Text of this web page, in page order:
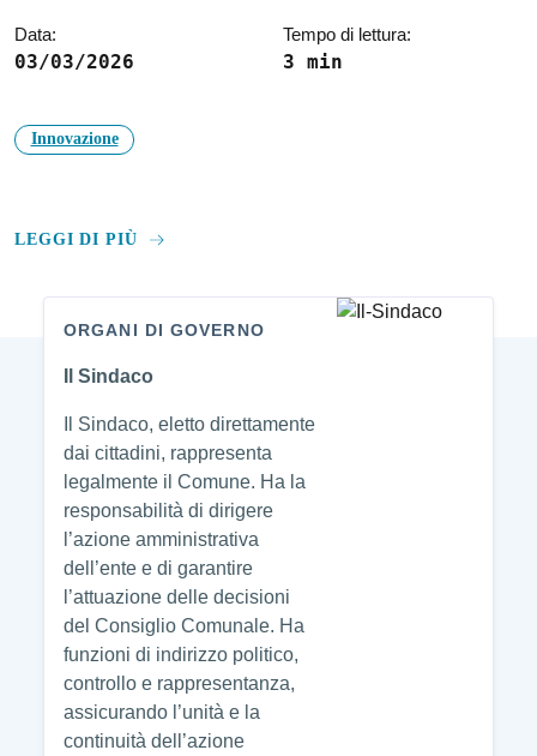
Data:
03/03/2026
Tempo di lettura:
3 min
Innovazione
LEGGI DI PIÙ
Amministrazione
ORGANI DI GOVERNO
Il Sindaco
Il Sindaco, eletto direttamente
dai cittadini, rappresenta
legalmente il Comune. Ha la
responsabilità di dirigere
l’azione amministrativa
dell’ente e di garantire
l’attuazione delle decisioni
del Consiglio Comunale. Ha
funzioni di indirizzo politico,
controllo e rappresentanza,
assicurando l’unità e la
continuità dell’azione